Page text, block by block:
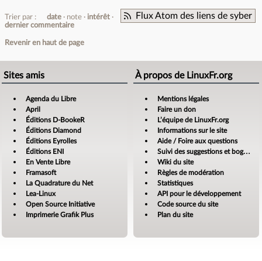
Flux Atom des liens de syber
Trier par : date note
intérêt
dernier commentaire
Revenir en haut de page
Sites amis
Agenda du Libre
April
Éditions D-BookeR
Éditions Diamond
Éditions Eyrolles
Éditions ENI
En Vente Libre
Framasoft
La Quadrature du Net
Lea-Linux
Open Source Initiative
Imprimerie Grafik Plus
À propos de LinuxFr.org
Mentions légales
Faire un don
L’équipe de LinuxFr.org
Informations sur le site
Aide / Foire aux questions
Suivi des suggestions et bogues
Wiki du site
Règles de modération
Statistiques
API pour le développement
Code source du site
Plan du site